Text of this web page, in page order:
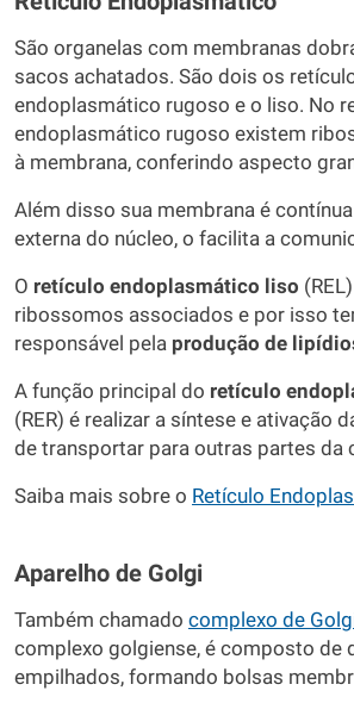
São organelas com membranas
sacos achatados. São dois os
endoplasmático rugoso e o liso. No
endoplasmático rugoso existem
à membrana, conferindo aspecto
Além disso sua membrana é
externa do núcleo, o facilita a
O retículo endoplasmático liso
ribossomos associados e por isso
responsável pela produção de
A função principal do retículo
(RER) é realizar a síntese e ativação
de transportar para outras partes da
Saiba mais sobre o Retículo
Aparelho de Golgi
Também chamado complexo de
complexo golgiense, é composto de
empilhados, formando bolsas